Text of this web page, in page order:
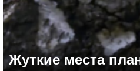
Жуткие места